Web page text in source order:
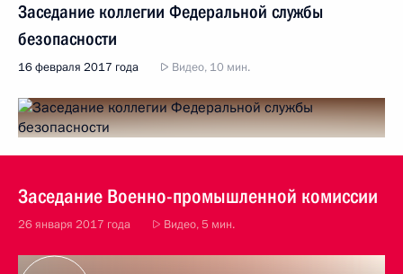
Заседание коллегии Федеральной службы
безопасности
16 февраля 2017 года Видео, 10 мин.
Заседание Военно-промышленной комиссии
26 января 2017 года Видео, 5 мин.